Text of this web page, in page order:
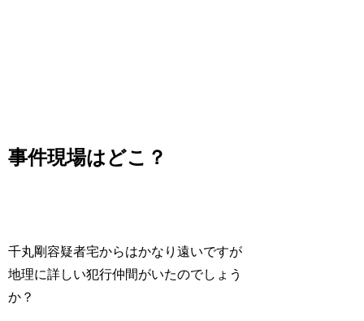
事件現場はどこ？
千丸剛容疑者宅からはかなり遠いですが
地理に詳しい犯行仲間がいたのでしょう
か？